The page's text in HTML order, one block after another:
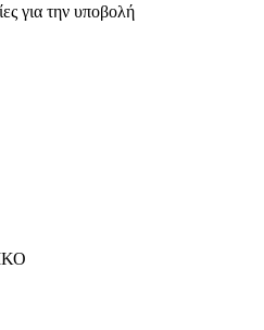
για την υποβολή